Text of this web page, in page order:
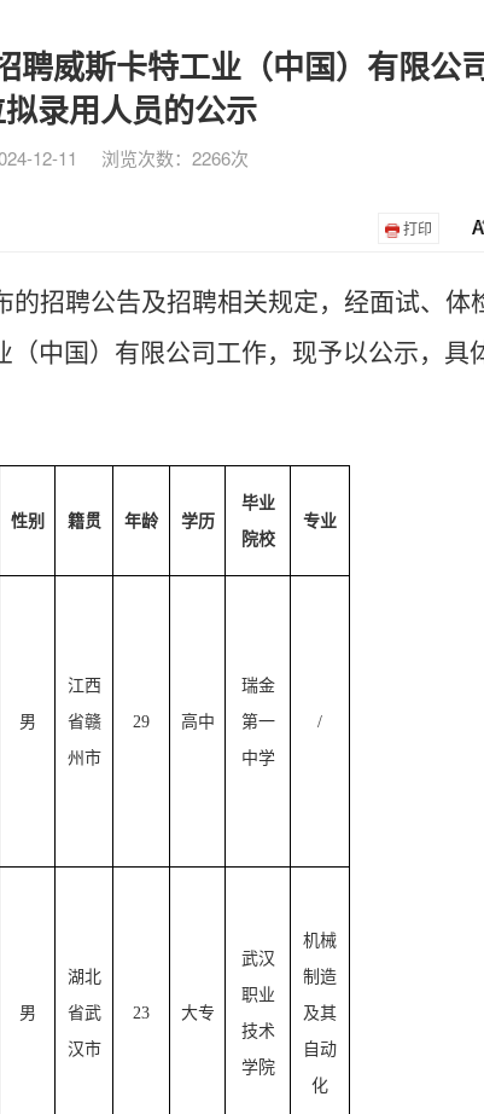
聘威斯卡特工业（中国）有限公
录用人员的公示
12-11 浏览次数：2266次
打印
的招聘公告及招聘相关规定，经面试、体
（中国）有限公司 工作，现予以公示，具
性别 籍贯 年龄 学历
毕业
院校
专业
男
江西
省赣
州市
29 高中
瑞金
第一
中学
/
男
湖北
省武
汉市
23 大专
武汉
职业
技术
学院
机械
制造
及其
自动
化